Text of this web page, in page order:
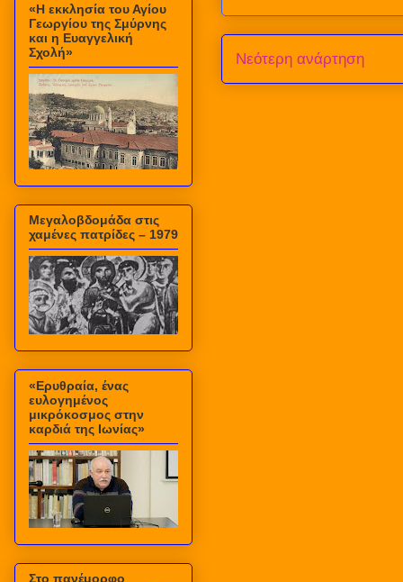
Νεότερη ανάρτηση
«Η εκκλησία του Αγίου
Γεωργίου της Σμύρνης
και η Ευαγγελική
Σχολή»
Μεγαλοβδομάδα στις
χαμένες πατρίδες – 1979
«Ερυθραία, ένας
ευλογημένος
μικρόκοσμος στην
καρδιά της Ιωνίας»
Στο πανέμορφο